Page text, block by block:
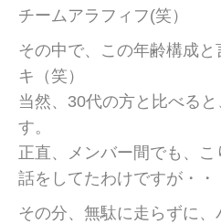
チームアラフィフ(笑）
その中で、この年齢構成
キ（笑）
当然、30代の方と比べる
す。
正直、メンバー間でも、
話をしてたわけですが・・
その分、無駄に走らずに